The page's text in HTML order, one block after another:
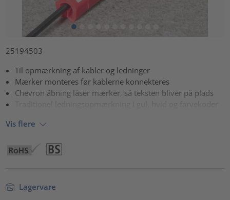
25194503
Til opmærkning af kabler og ledninger
Mærker monteres før kablerne konnekteres
Chevron åbning låser mærker, så teksten bliver på plads
Traditionel ledningsopmærkning i gul, hvid og farvekoder
Vis flere
Lagervare